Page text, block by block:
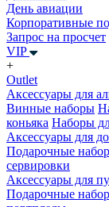
День авиации
Корпоративные
Запрос на просчет
VIP
+
Outlet
Аксессуары для
Винные наборы
коньяка Наборы
Аксессуары для
Подарочные
сервировки
Аксессуары для
Подарочные